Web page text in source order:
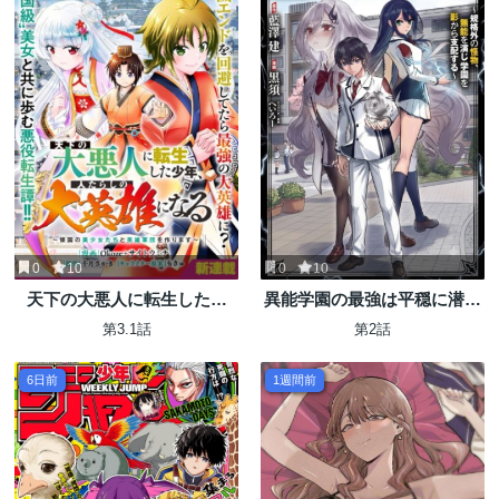
0 10
天下の大悪人に転生した少
年、人たらしの大英雄になる
団を作ります～
第3.1話
0 10
異能学園の最強は平穏に潜む
～規格外の怪物、無能を演じ
第2話
6日前 1週間前